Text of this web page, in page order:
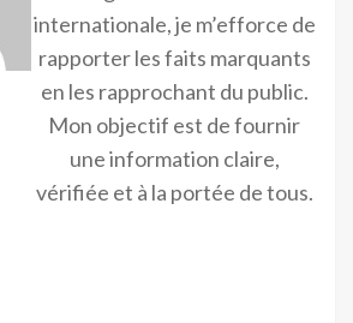
internationale, je m’efforce de
rapporter les faits marquants
en les rapprochant du public.
Mon objectif est de fournir
une information claire,
vérifiée et à la portée de tous.